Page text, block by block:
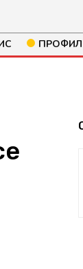
ПРОФИЛ